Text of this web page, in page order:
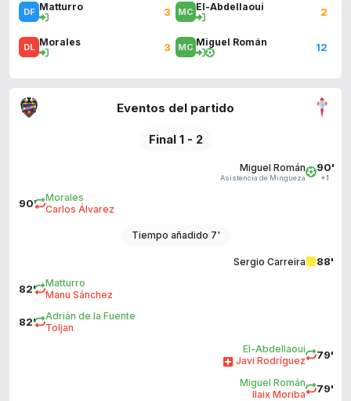
Matturro 3
Morales 3
El-Abdellaoui 2
Miguel Román 12
Eventos del partido
Final 1 - 2
90'
+1
Miguel Román
Asistencia de Mingueza
90'
Morales
Carlos Álvarez
Tiempo añadido 7'
88'
Sergio Carreira
82'
Matturro
Manu Sánchez
82'
Adrián de la Fuente
Toljan
79'
El-Abdellaoui
Javi Rodríguez
79'
Miguel Román
Ilaix Moriba